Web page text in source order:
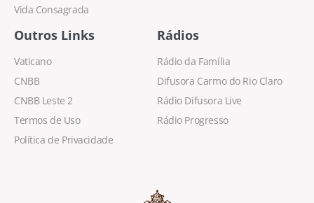
Vida Consagrada
Outros Links
Vaticano
CNBB
CNBB Leste 2
Termos de Uso
Política de Privacidade
Rádios
Rádio da Família
Difusora Carmo do Rio Claro
Rádio Difusora Live
Rádio Progresso